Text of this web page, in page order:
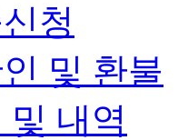
청
및 환불
및 내역